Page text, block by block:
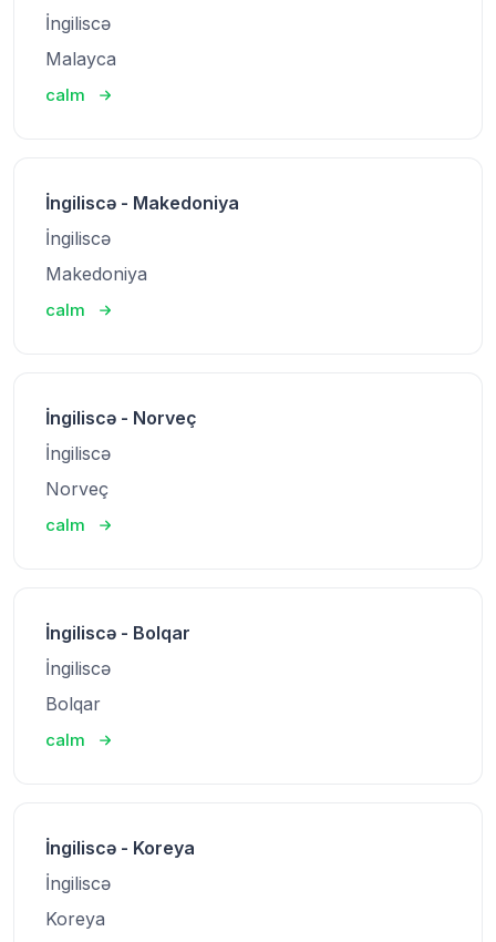
İngiliscə
Malayca
calm
İngiliscə - Makedoniya
İngiliscə
Makedoniya
calm
İngiliscə - Norveç
İngiliscə
Norveç
calm
İngiliscə - Bolqar
İngiliscə
Bolqar
calm
İngiliscə - Koreya
İngiliscə
Koreya